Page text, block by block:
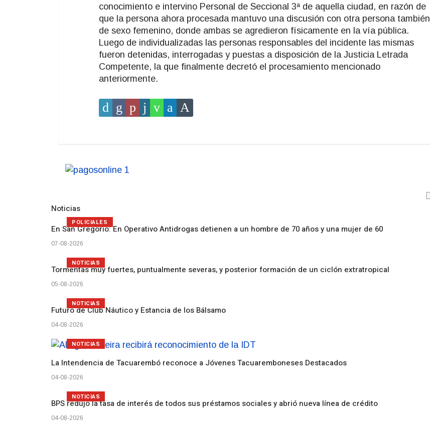
conocimiento e intervino Personal de Seccional 3ª de aquella ciudad, en razón de
que la persona ahora procesada mantuvo una discusión con otra persona también
de sexo femenino, donde ambas se agredieron físicamente en la vía pública.
Luego de individualizadas las personas responsables del incidente las mismas
fueron detenidas, interrogadas y puestas a disposición de la Justicia Letrada
Competente, la que finalmente decretó el procesamiento mencionado
anteriormente.
Noticias
En San Gregorio: En Operativo Antidrogas detienen a un hombre de 70 años y una mujer de 60
07-08-2026
POLICIALES
Tormentas muy fuertes, puntualmente severas, y posterior formación de un ciclón extratropical
05-08-2026
NOTICIAS
Futuro de Club Náutico y Estancia de los Bálsamo
04-08-2026
NOTICIAS
La Intendencia de Tacuarembó reconoce a Jóvenes Tacuaremboneses Destacados
04-08-2026
NOTICIAS
BPS redujo la tasa de interés de todos sus préstamos sociales y abrió nueva línea de crédito
04-08-2026
NOTICIAS